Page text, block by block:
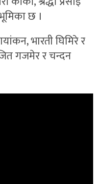
छ ।
भारती घिमिरे र
गजमेर र चन्दन